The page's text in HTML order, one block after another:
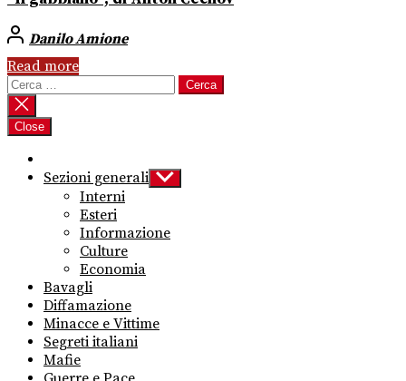
Danilo Amione
Read more
Ricerca
per:
Close
Sezioni generali Show
sub
Interni
Esteri
Informazione
Culture
Economia
Bavagli
Diffamazione
Minacce e Vittime
Segreti italiani
Mafie